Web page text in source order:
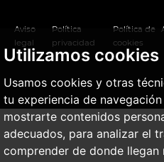
Utilizamos cookies
Usamos cookies y otras
tu experiencia de
mostrarte contenidos
adecuados, para analizar el
comprender de donde llegan
Aviso
legal
Política
privacidad
Política de
cookies